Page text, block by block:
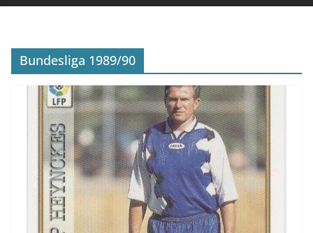
Bundesliga 1989/90